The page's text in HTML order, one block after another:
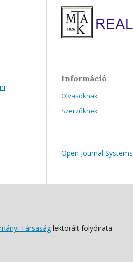
Információ
Olvasóknak
Szerzőknek
Open Journal Systems
Társaság lektorált folyóirata.